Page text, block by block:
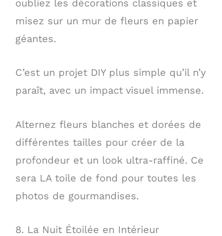
oubliez les décorations classiques et
misez sur un mur de fleurs en papier
géantes.
C’est un projet DIY plus simple qu’il n’y
paraît, avec un impact visuel immense.
Alternez fleurs blanches et dorées de
différentes tailles pour créer de la
profondeur et un look ultra-raffiné. Ce
sera LA toile de fond pour toutes les
photos de gourmandises.
8. La Nuit Étoilée en Intérieur